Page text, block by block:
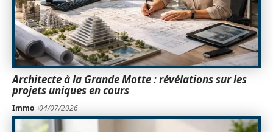
Architecte à la Grande Motte : révélations sur les
projets uniques en cours
Immo 04/07/2026